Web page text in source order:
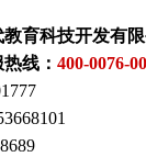
育科技开发有限
线： 400-0076-